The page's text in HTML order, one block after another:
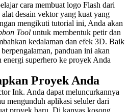
cara membuat logo Flash dari
alat desain vektor yang kuat yang
mengikuti tutorial ini, Anda akan
Tool untuk membentuk petir dan
kedalaman dan efek 3D. Baik
panduan ini akan
energi superhero ke proyek Anda
Proyek Anda
Ink. Anda dapat meluncurkannya
mengunduh aplikasi seluler dari
proyek baru. Di kanvas kosong